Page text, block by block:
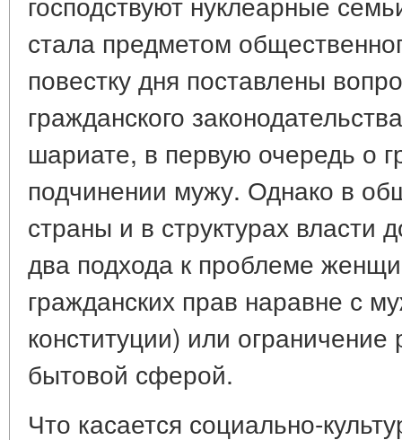
стала предметом
повестку дня поставлены
гражданского
шариате, в первую очередь о
подчинении мужу. Однако в
страны и в структурах власти
два подхода к проблеме
гражданских прав наравне с
конституции) или
бытовой сферой.
Что касается социально-